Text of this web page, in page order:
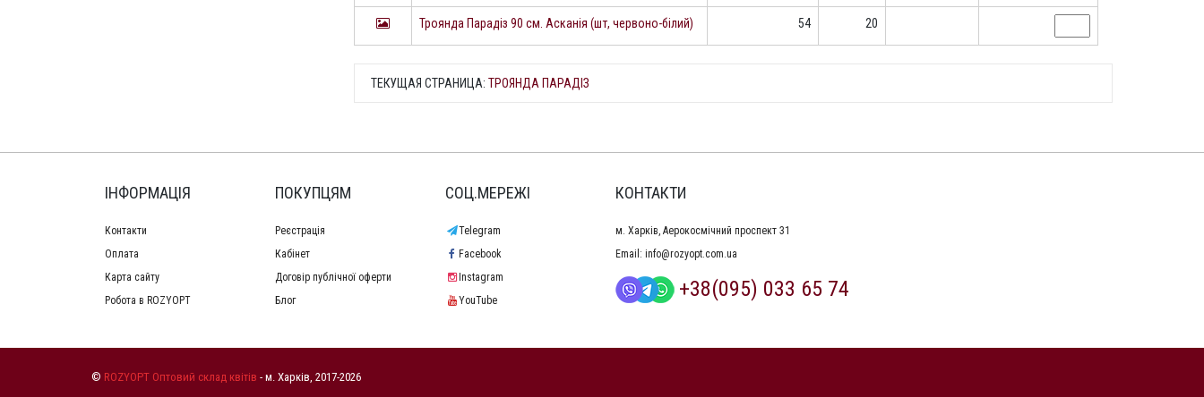
Троянда Парадіз 90 см. Асканія (шт, червоно-білий) 54 20
ТЕКУЩАЯ СТРАНИЦА: ТРОЯНДА ПАРАДІЗ
ІНФОРМАЦІЯ
Контакти
Оплата
Карта сайту
Робота в ROZYOPT
ПОКУПЦЯМ
Реєстрація
Кабінет
Договір публічної оферти
Блог
СОЦ.МЕРЕЖІ
Telegram
Facebook
Instagram
YouTube
КОНТАКТИ
м. Харків, Аерокосмічний проспект 31
Email: info@rozyopt.com.ua
+38(095) 033 65 74
© ROZYOPT Оптовий склад квітів - м. Харків, 2017-2026